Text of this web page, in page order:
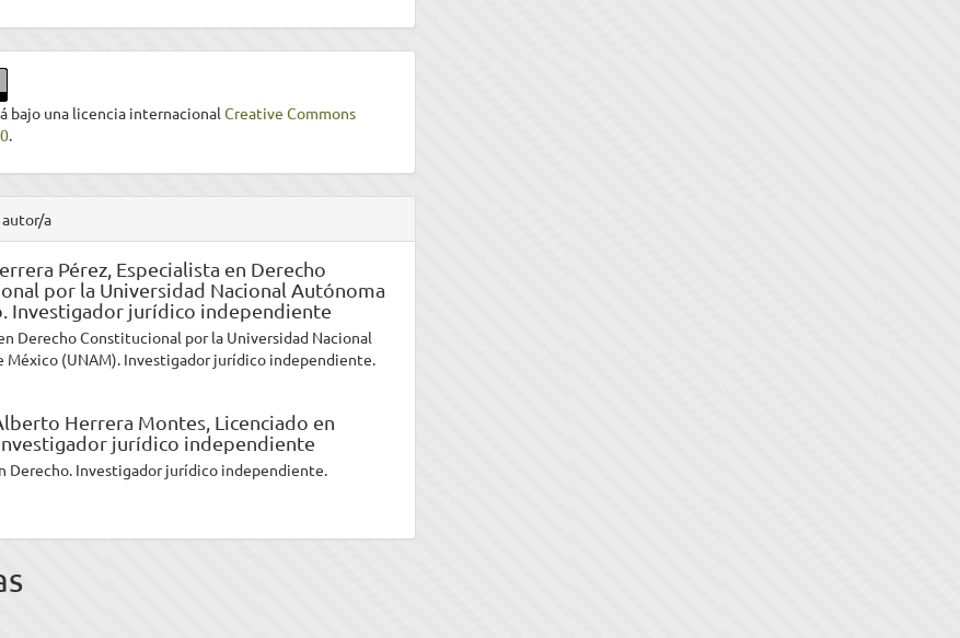
bajo una licencia internacionalCreative Commons
.
a
Pérez, Especialista en Derecho
por la Universidad Nacional Autónoma
Investigador jurídico independiente
Derecho Constitucional por la Universidad Nacional
México (UNAM). Investigador jurídico independiente.
Herrera Montes, Licenciado en
jurídico independiente
Derecho. Investigador jurídico independiente.